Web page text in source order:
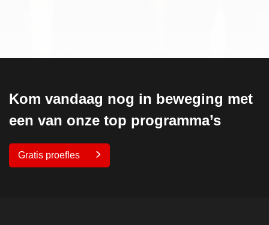
Kom vandaag nog in beweging met
een van onze top programma’s
Gratis proefles